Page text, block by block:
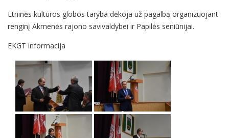
Etninės kultūros globos taryba dėkoja už pagalbą organizuojant
renginį Akmenės rajono savivaldybei ir Papilės seniūnijai.
EKGT informacija